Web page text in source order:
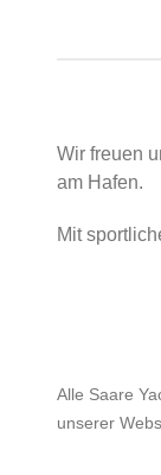
Wir freuen
am Hafen.
Mit
Alle Saare
unserer